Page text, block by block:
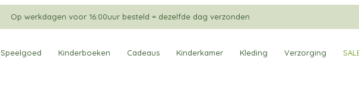
Op werkdagen voor 16:00uur besteld = dezelfde dag verzonden
Speelgoed Kinderboeken Cadeaus Kinderkamer Kleding Verzorging